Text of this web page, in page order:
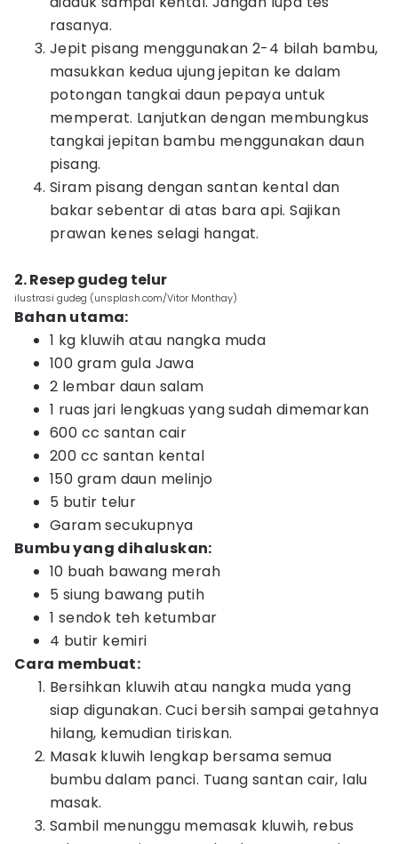
rasanya.
Jepit pisang menggunakan 2-4 bilah bambu,
masukkan kedua ujung jepitan ke dalam
potongan tangkai daun pepaya untuk
memperat. Lanjutkan dengan membungkus
tangkai jepitan bambu menggunakan daun
pisang.
Siram pisang dengan santan kental dan
bakar sebentar di atas bara api. Sajikan
prawan kenes selagi hangat.
2. Resep gudeg telur
ilustrasi gudeg (unsplash.com/Vitor Monthay)
Bahan utama:
1 kg kluwih atau nangka muda
100 gram gula Jawa
2 lembar daun salam
1 ruas jari lengkuas yang sudah dimemarkan
600 cc santan cair
200 cc santan kental
150 gram daun melinjo
5 butir telur
Garam secukupnya
Bumbu yang dihaluskan:
10 buah bawang merah
5 siung bawang putih
1 sendok teh ketumbar
4 butir kemiri
Cara membuat:
Bersihkan kluwih atau nangka muda yang
siap digunakan. Cuci bersih sampai getahnya
hilang, kemudian tiriskan.
Masak kluwih lengkap bersama semua
bumbu dalam panci. Tuang santan cair, lalu
masak.
Sambil menunggu memasak kluwih, rebus